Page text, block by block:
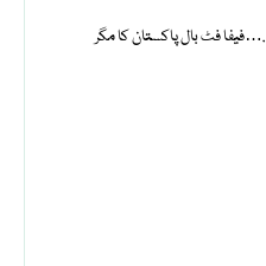
فیفا فٹ بال پاکستان کا مگر….